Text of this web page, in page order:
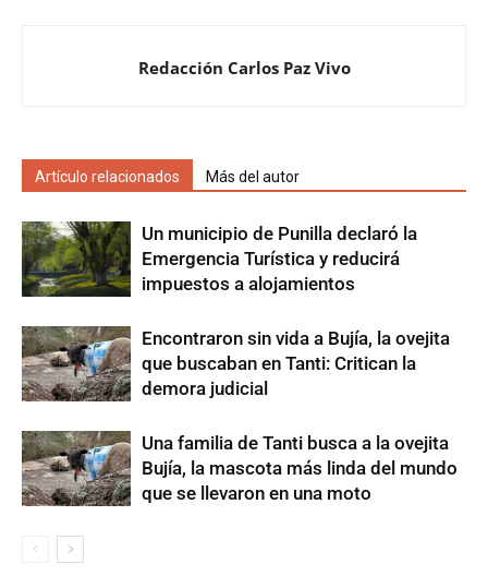
Redacción Carlos Paz Vivo
Artículo relacionados Más del autor
Un municipio de Punilla declaró la
Emergencia Turística y reducirá
impuestos a alojamientos
Encontraron sin vida a Bujía, la ovejita
que buscaban en Tanti: Critican la
demora judicial
Una familia de Tanti busca a la ovejita
Bujía, la mascota más linda del mundo
que se llevaron en una moto